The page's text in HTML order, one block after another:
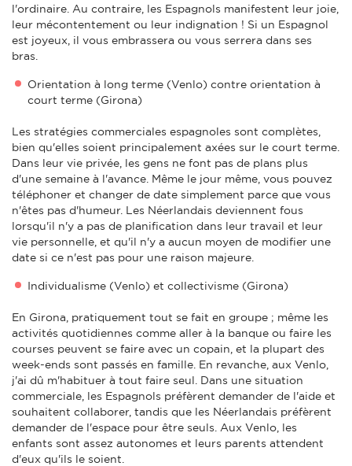
l'ordinaire. Au contraire, les Espagnols manifestent leur joie,
leur mécontentement ou leur indignation ! Si un Espagnol
est joyeux, il vous embrassera ou vous serrera dans ses
bras.
Orientation à long terme (Venlo) contre orientation à
court terme (Girona)
Les stratégies commerciales espagnoles sont complètes,
bien qu'elles soient principalement axées sur le court terme.
Dans leur vie privée, les gens ne font pas de plans plus
d'une semaine à l'avance. Même le jour même, vous pouvez
téléphoner et changer de date simplement parce que vous
n'êtes pas d'humeur. Les Néerlandais deviennent fous
lorsqu'il n'y a pas de planification dans leur travail et leur
vie personnelle, et qu'il n'y a aucun moyen de modifier une
date si ce n'est pas pour une raison majeure.
Individualisme (Venlo) et collectivisme (Girona)
En Girona, pratiquement tout se fait en groupe ; même les
activités quotidiennes comme aller à la banque ou faire les
courses peuvent se faire avec un copain, et la plupart des
week-ends sont passés en famille. En revanche, aux Venlo,
j'ai dû m'habituer à tout faire seul. Dans une situation
commerciale, les Espagnols préfèrent demander de l'aide et
souhaitent collaborer, tandis que les Néerlandais préfèrent
demander de l'espace pour être seuls. Aux Venlo, les
enfants sont assez autonomes et leurs parents attendent
d'eux qu'ils le soient.